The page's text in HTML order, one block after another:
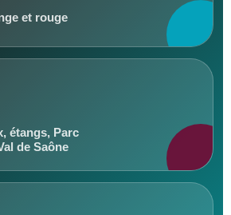
et rouge
étangs, Parc
de Saône